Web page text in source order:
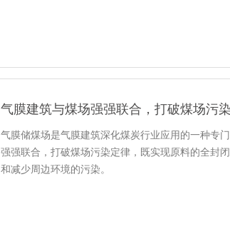
气膜建筑与煤场强强联合，打破煤场污
气膜储煤场是气膜建筑深化煤炭行业应用的一种专
强强联合，打破煤场污染定律，既实现原料的全封
和减少周边环境的污染。